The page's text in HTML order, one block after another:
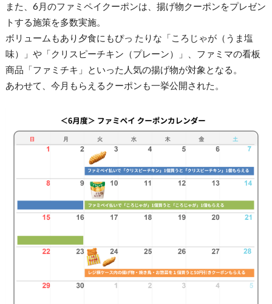
また、6月のファミペイクーポンは、揚げ物クーポンをプレゼン
トする施策を多数実施。
ボリュームもあり夕食にもぴっ たりな「ころじゃが（うま塩
味）」や「クリスピーチキン（プレーン）」、ファミマの看板
商品「ファミチキ」といった人気の揚げ物が対象となる。
あわせて、今月もらえるクーポンも一挙公開された。